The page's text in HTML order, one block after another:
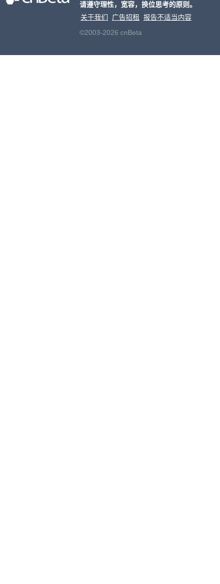
请遵守理性，宽容，换位思考的原则。
关于我们
广告招租
报告不适当内容
©2003-2026 cnBeta